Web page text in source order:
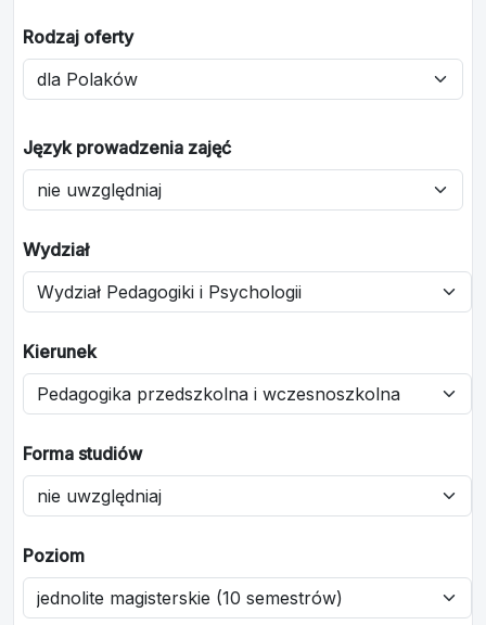
Rodzaj oferty
Język prowadzenia zajęć
Wydział
Kierunek
Forma studiów
Poziom